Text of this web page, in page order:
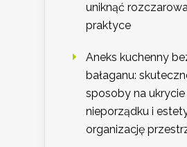
uniknąć
praktyce
Aneks kuchenny
bałaganu:
sposoby na ukrycie
nieporządku i
organizację